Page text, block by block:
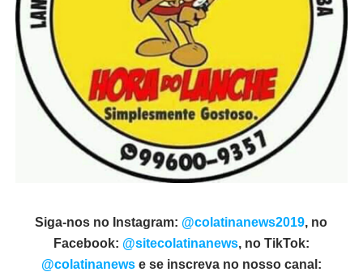
Siga-nos no Instagram: @colatinanews2019, no
Facebook: @sitecolatinanews, no TikTok:
@colatinanewse se inscreva no nosso canal: